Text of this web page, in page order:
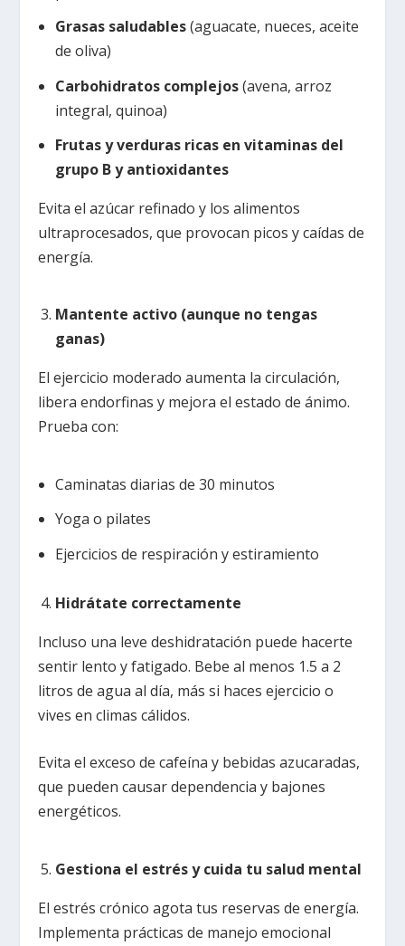
Grasas saludables(aguacate, nueces, aceite
de oliva)
Carbohidratos complejos(avena, arroz
integral, quinoa)
Frutas y verduras ricas en vitaminas del
grupo B y antioxidantes
Evita el azúcar refinado y los alimentos
ultraprocesados, que provocan picos y caídas de
energía.
Mantente activo (aunque no tengas
ganas)
El ejercicio moderado aumenta la circulación,
libera endorfinas y mejora el estado de ánimo.
Prueba con:
Caminatas diarias de 30 minutos
Yoga o pilates
Ejercicios de respiración y estiramiento
Hidrátate correctamente
Incluso una leve deshidratación puede hacerte
sentir lento y fatigado. Bebe al menos 1.5 a 2
litros de agua al día, más si haces ejercicio o
vives en climas cálidos.
Evita el exceso de cafeína y bebidas azucaradas,
que pueden causar dependencia y bajones
energéticos.
Gestiona el estrés y cuida tu salud mental
El estrés crónico agota tus reservas de energía.
Implementa prácticas de manejo emocional